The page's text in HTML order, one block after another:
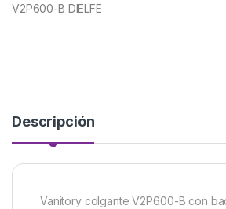
V2P600-B DIELFE
Descripción
Vanitory colgante V2P600-B con